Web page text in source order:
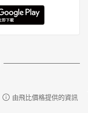
由飛比價格提供的資訊